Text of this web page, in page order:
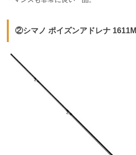
②シマノ ポイズンアドレナ 1611M